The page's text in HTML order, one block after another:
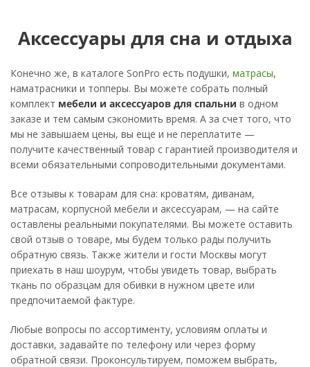
Аксессуары для сна и отдыха
Конечно же, в каталоге SonPro есть подушки, матрасы,
наматрасники и топперы. Вы можете собрать полный
комплект мебели и аксессуаров для спальни в одном
заказе и тем самым сэкономить время. А за счет того, что
мы не завышаем цены, вы еще и не переплатите —
получите качественный товар с гарантией производителя и
всеми обязательными сопроводительными документами.
Все отзывы к товарам для сна: кроватям, диванам,
матрасам, корпусной мебели и аксессуарам, — на сайте
оставлены реальными покупателями. Вы можете оставить
свой отзыв о товаре, мы будем только рады получить
обратную связь. Также жители и гости Москвы могут
приехать в наш шоурум, чтобы увидеть товар, выбрать
ткань по образцам для обивки в нужном цвете или
предпочитаемой фактуре.
Любые вопросы по ассортименту, условиям оплаты и
доставки, задавайте по телефону или через форму
обратной связи. Проконсультируем, поможем выбрать,